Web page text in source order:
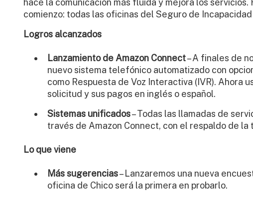
hace la comunicación más fluida y mejora los
comienzo: todas las oficinas del Seguro de
Logros alcanzados
Lanzamiento de Amazon Connect– A finales de
nuevo sistema telefónico automatizado con
como Respuesta de Voz Interactiva (IVR). Ahora
solicitud y sus pagos en inglés o español.
Sistemas unificados– Todas las llamadas de
través de Amazon Connect, con el respaldo de
Lo que viene
Más sugerencias– Lanzaremos una nueva
oficina de Chico será la primera en probarlo.